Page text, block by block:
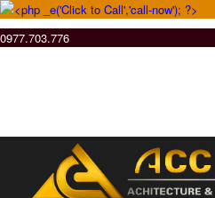
0977.703.776